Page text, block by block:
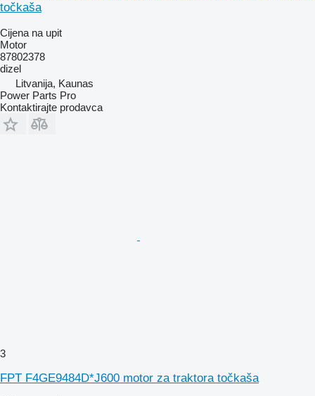
točkaša
Cijena na upit
Motor
87802378
dizel
Litvanija, Kaunas
Power Parts Pro
Kontaktirajte prodavca
3
FPT F4GE9484D*J600 motor za traktora točkaša